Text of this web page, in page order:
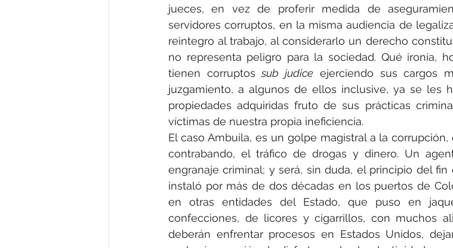
jueces, en vez de proferir medida de
servidores corruptos, en la misma audiencia de
reintegro al trabajo, al considerarlo un derecho
no representa peligro para la sociedad. Qué ironía,
tienen corruptos sub judice ejerciendo sus cargos
juzgamiento, a algunos de ellos inclusive, ya se les
propiedades adquiridas fruto de sus prácticas
víctimas de nuestra propia ineficiencia.
El caso Ambuila, es un golpe magistral a la
contrabando, el tráfico de drogas y dinero. Un
engranaje criminal; y será, sin duda, el principio del
instaló por más de dos décadas en los puertos de
en otras entidades del Estado, que puso en
confecciones, de licores y cigarrillos, con muchos
deberán enfrentar procesos en Estados Unidos,